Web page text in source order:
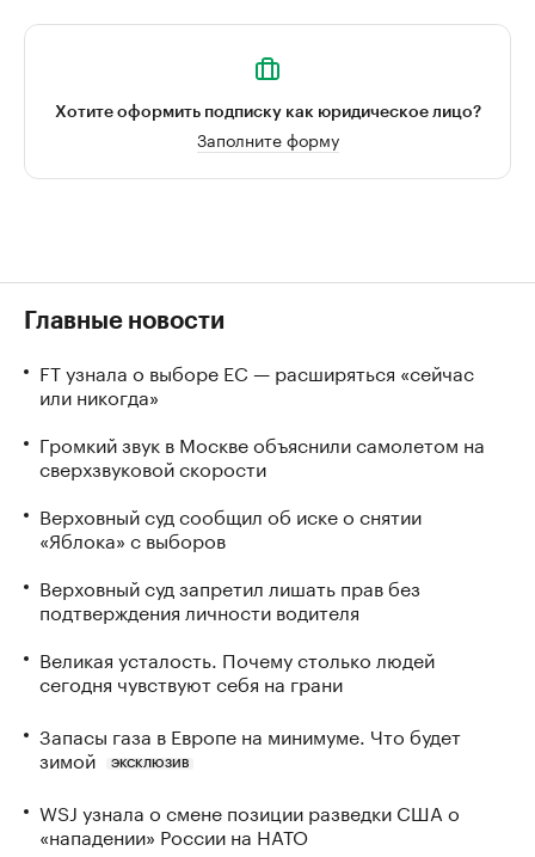
Хотите оформить подписку как юридическое лицо?
Заполните форму
Главные новости
FT узнала о выборе ЕС — расширяться «сейчас
или никогда»
Громкий звук в Москве объяснили самолетом на
сверхзвуковой скорости
Верховный суд сообщил об иске о снятии
«Яблока» с выборов
Верховный суд запретил лишать прав без
подтверждения личности водителя
Великая усталость. Почему столько людей
сегодня чувствуют себя на грани
Запасы газа в Европе на минимуме. Что будет
зимой
ЭКСКЛЮЗИВ
WSJ узнала о смене позиции разведки США о
«нападении» России на НАТО